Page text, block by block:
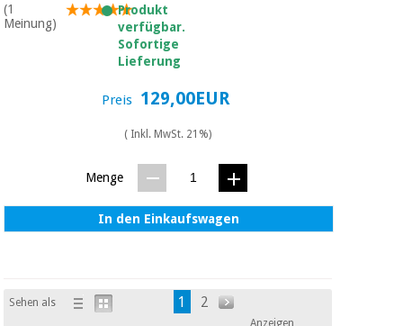
(1
Meinung)
Produkt
verfügbar.
Sofortige
Lieferung
Preis 129,00EUR
( Inkl. MwSt. 21%)
Menge
In den Einkaufswagen
Sehen als 1 2
Anzeigen